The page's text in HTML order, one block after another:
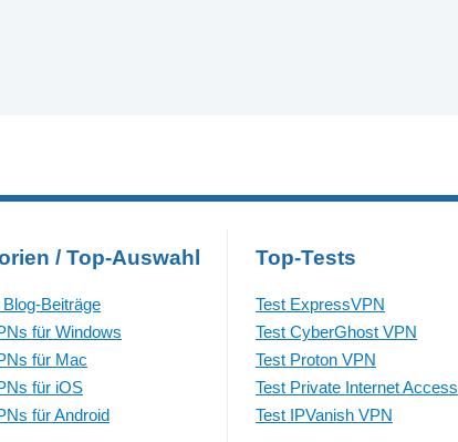
/ Top-Auswahl
Beiträge
für Windows
für Mac
für iOS
für Android
Top-Tests
Test ExpressVPN
Test CyberGhost VPN
Test Proton VPN
Test Private Internet Access
Test IPVanish VPN